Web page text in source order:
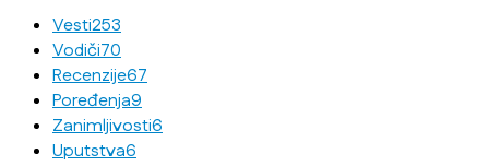
Vesti253
Vodiči70
Recenzije67
Poređenja9
Zanimljivosti6
Uputstva6